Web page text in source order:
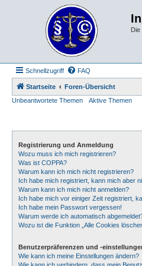
Die
Schnellzugriff FAQ
Startseite
Foren-Übersicht
Unbeantwortete Themen
Aktive Themen
Registrierung und Anmeldung
Wozu muss ich mich registrieren?
Was ist COPPA?
Warum kann ich mich nicht registrieren?
Ich habe mich registriert, kann mich aber
Warum kann ich mich nicht anmelden?
Ich habe mich vor einiger Zeit registriert,
Ich habe mein Passwort vergessen!
Warum werde ich automatisch
Wozu ist die Funktion „Alle Cookies
Benutzerpräferenzen und -
Wie kann ich meine Einstellungen ändern?